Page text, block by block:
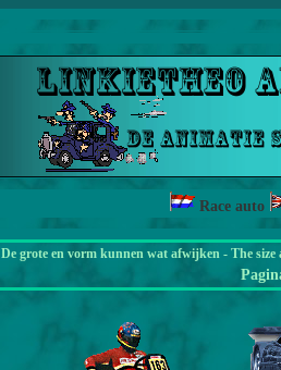
Race auto
De grote en vorm kunnen wat afwijken - The